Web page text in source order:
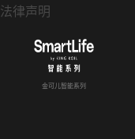
法律声明
金可儿智能系列